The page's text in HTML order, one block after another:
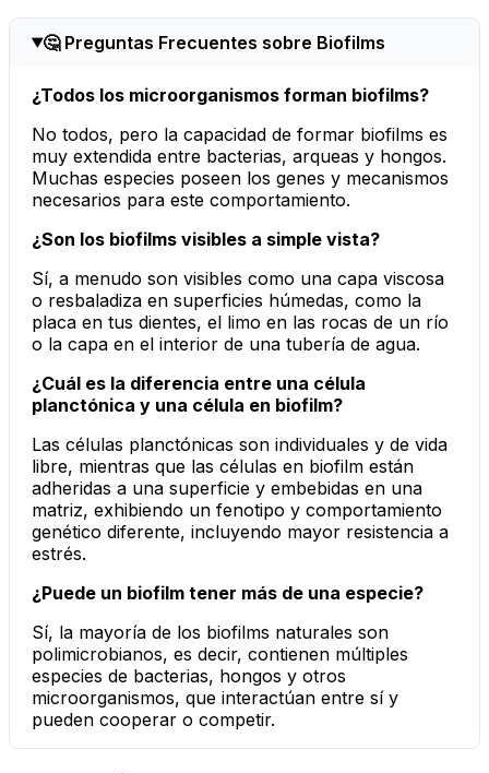
🤔 Preguntas Frecuentes sobre Biofilms
¿Todos los microorganismos forman biofilms?
No todos, pero la capacidad de formar biofilms es
muy extendida entre bacterias, arqueas y hongos.
Muchas especies poseen los genes y mecanismos
necesarios para este comportamiento.
¿Son los biofilms visibles a simple vista?
Sí, a menudo son visibles como una capa viscosa
o resbaladiza en superficies húmedas, como la
placa en tus dientes, el limo en las rocas de un río
o la capa en el interior de una tubería de agua.
¿Cuál es la diferencia entre una célula
planctónica y una célula en biofilm?
Las células planctónicas son individuales y de vida
libre, mientras que las células en biofilm están
adheridas a una superficie y embebidas en una
matriz, exhibiendo un fenotipo y comportamiento
genético diferente, incluyendo mayor resistencia a
estrés.
¿Puede un biofilm tener más de una especie?
Sí, la mayoría de los biofilms naturales son
polimicrobianos, es decir, contienen múltiples
especies de bacterias, hongos y otros
microorganismos, que interactúan entre sí y
pueden cooperar o competir.